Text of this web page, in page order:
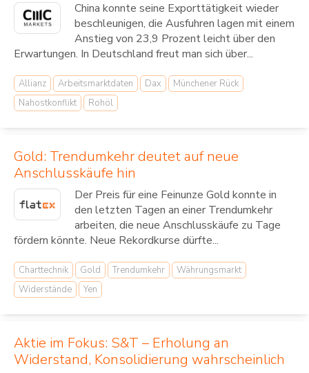
China konnte seine Exporttätigkeit wieder
beschleunigen, die Ausfuhren lagen mit einem
Anstieg von 23,9 Prozent leicht über den
Erwartungen. In Deutschland freut man sich über...
Allianz Arbeitsmarktdaten Dax
Münchener Rück
Nahostkonflikt
Rohöl
Gold: Trendumkehr deutet auf neue
Anschlusskäufe hin
Der Preis für eine Feinunze Gold konnte in
den letzten Tagen an einer Trendumkehr
arbeiten, die neue Anschlusskäufe zu Tage
fördern könnte. Neue Rekordkurse dürfte...
Charttechnik Gold Trendumkehr
Währungsmarkt
Widerstände
Yen
Aktie im Fokus: S&T – Erholung an
Widerstand, Konsolidierung wahrscheinlich